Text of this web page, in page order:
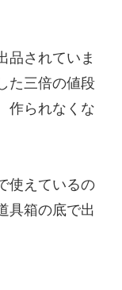
品されていま
た三倍の値段
作られなくな
使えているの
具箱の底で出